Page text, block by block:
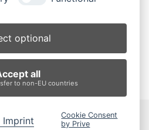
optional
all
to non-EU countries
Imprint
Cookie Consent
by Prive